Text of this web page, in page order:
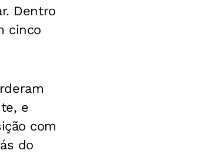
Dentro
cinco
e
com
do